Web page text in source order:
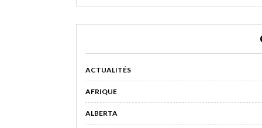
ACTUALITÉS
AFRIQUE
ALBERTA